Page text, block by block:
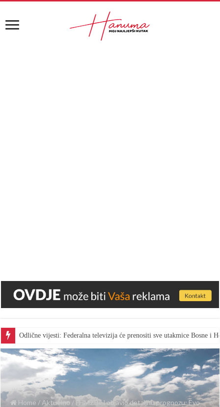
Odlične vijesti: Federalna televizija će prenositi sve utakmice Bosne i
Home / Aktuelno / FHMZBiH objavio detaljnu prognozu: Evo